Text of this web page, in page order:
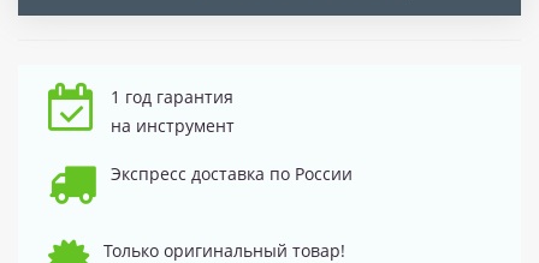
1 год гарантия
на инструмент
Экспресс доставка по России
Только оригинальный товар!